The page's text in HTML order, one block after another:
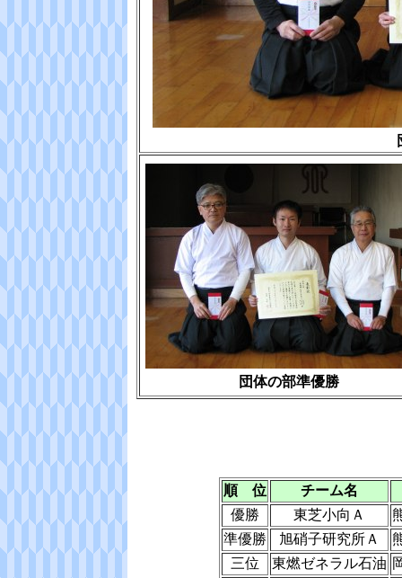
団体の部準優勝
順 位
チーム名
優勝
東芝小向Ａ
準優勝
旭硝子研究所Ａ
三位
東燃ゼネラル石油